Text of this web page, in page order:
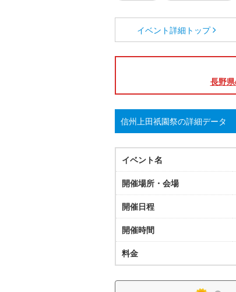
イベント詳細 トップ
長野
信州上田祇園祭の詳細データ
イベント名
開催場所・会場
開催日程
開催時間
料金